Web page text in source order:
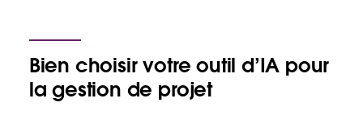
Bien choisir votre outil d’IA pour
la gestion de projet